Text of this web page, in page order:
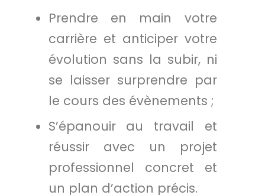
Prendre en main votre
carrière et anticiper votre
évolution sans la subir, ni
se laisser surprendre par
le cours des évènements ;
S’épanouir au travail et
réussir avec un projet
professionnel concret et
un plan d’action précis.